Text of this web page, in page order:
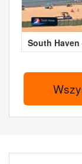
South